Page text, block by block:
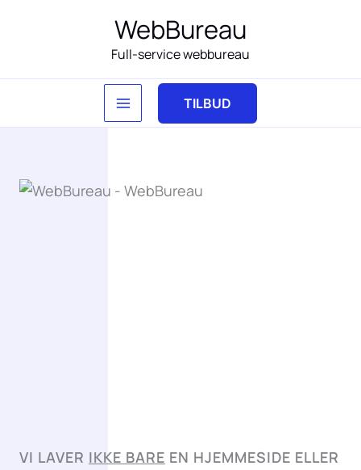
WebBureau
Full-service webbureau
TILBUD
VI LAVER IKKE BARE EN HJEMMESIDE ELLER